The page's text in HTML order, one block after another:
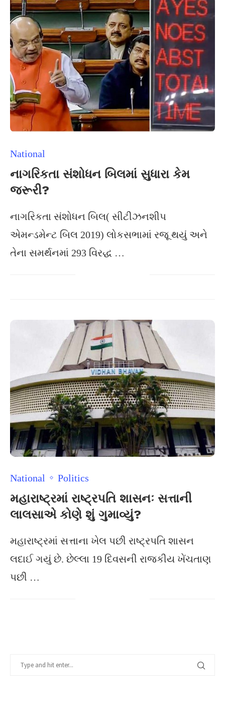
National
નાગરિકતા સંશોધન બિલમાં સુધારા કેમ
જરૂરી?
નાગરિકતા સંશોધન બિલ( સીટીઝનશીપ
એમન્ડમેન્ટ બિલ 2019) લોકસભામાં રજૂ થયું અને
તેના સમર્થનમાં 293 વિરદ્ધ …
National Politics
મહારાષ્ટ્રમાં રાષ્ટ્રપતિ શાસનઃ સત્તાની
લાલસાએ કોણે શું ગુમાવ્યું?
મહારાષ્ટ્રમાં સત્તાના ખેલ પછી રાષ્ટ્રપતિ શાસન
લદાઈ ગયું છે. છેલ્લા 19 દિવસની રાજકીય ખેંચતાણ
પછી …